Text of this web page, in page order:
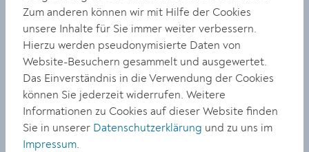
gezeigten Werke in der galeriekrems zu, wie er bei der
Eröffnung im Gespräch mit Kulturamtsleiter Gregor
Kremser sagte. Bürgermeister Dr. Reinhard Resch
nahm die offizielle Eröffnung im Innenhof des
Dominikanerklosters vor.
Philipp Hanich stammt aus München, lebt und arbeitet
als bildender Künstler und Musiker in Wien. Seine
Vielseitigkeit stellt er als Musiker und Sänger der
Zum anderen können wir mit Hilfe der Cookies
unsere Inhalte für Sie immer weiter verbessern.
Hierzu werden pseudonymisierte Daten von
Website-Besuchern gesammelt und ausgewertet.
Das Einverständnis in die Verwendung der Cookies
können Sie jederzeit widerrufen. Weitere
Informationen zu Cookies auf dieser Website finden
Sie in unserer Datenschutzerklärung und zu uns im
Impressum.